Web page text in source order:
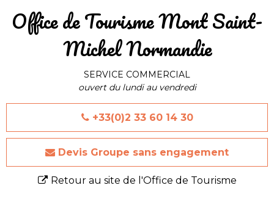
​Office de Tourisme Mont Saint-
Michel Normandie
SERVICE COMMERCIAL
ouvert du lundi au vendredi
+33(0)2 33 60 14 30
Devis Groupe sans engagement
Retour au site de l'Office de Tourisme